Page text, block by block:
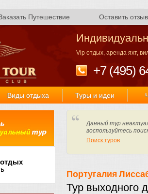
Путешествие Оставить отзыв
Vip отдых, аренда яхт,
+7 (495)
Виды отдыха Туры и идеи
Данный тур
воспользуйтесь
Поиск туров
Португалия
Тур выходного